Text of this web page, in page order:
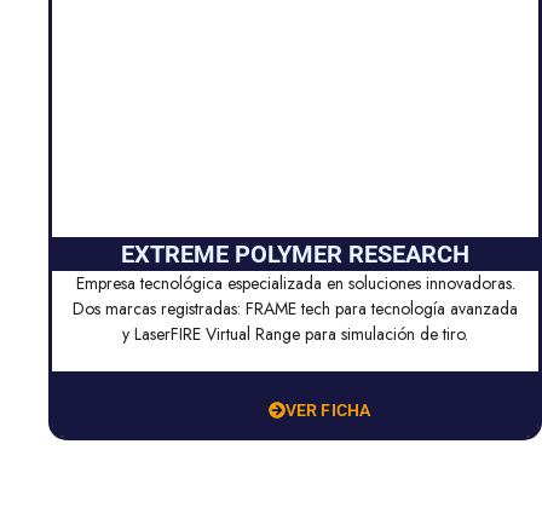
EXTREME POLYMER RESEARCH
Empresa tecnológica especializada en soluciones innovadoras.
Dos marcas registradas: FRAME tech para tecnología avanzada
y LaserFIRE Virtual Range para simulación de tiro.
VER FICHA